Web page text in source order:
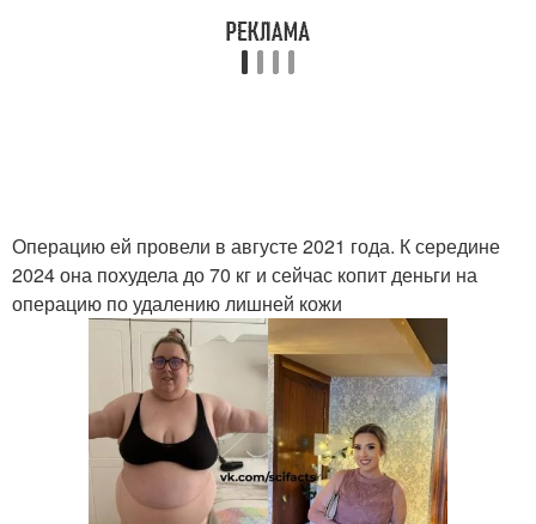
Операцию ей провели в августе 2021 года. К середине
2024 она похудела до 70 кг и сейчас копит деньги на
операцию по удалению лишней кожи